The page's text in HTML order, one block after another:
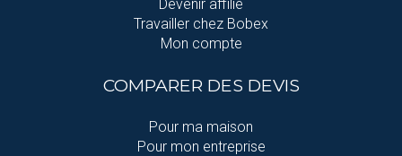
Devenir affilié
Travailler chez Bobex
Mon compte
COMPARER DES DEVIS
Pour ma maison
Pour mon entreprise